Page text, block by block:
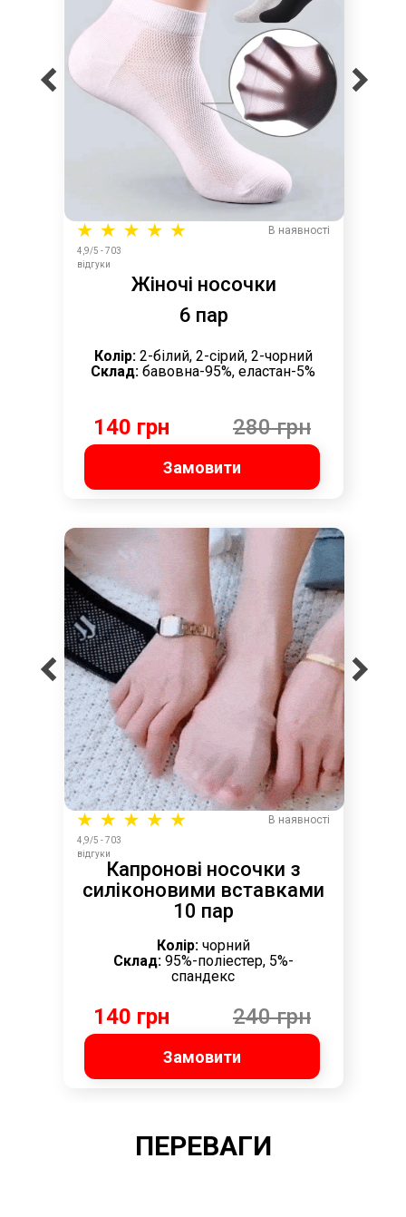
280 грн
140 грн
Жіночі носочки
6 пар
Колір:2-білий, 2-сірий, 2-чорний
Склад: бавовна-95%, еластан-5%
Замовити
В наявності
4,9/5 - 703
відгуки
240 грн
140 грн
Капронові носочки з
силіконовими вставками
10 пар
Колір:чорний
Склад:95%-поліестер, 5%-
спандекс
Замовити
В наявності
4,9/5 - 703
відгуки
ПЕРЕВАГИ